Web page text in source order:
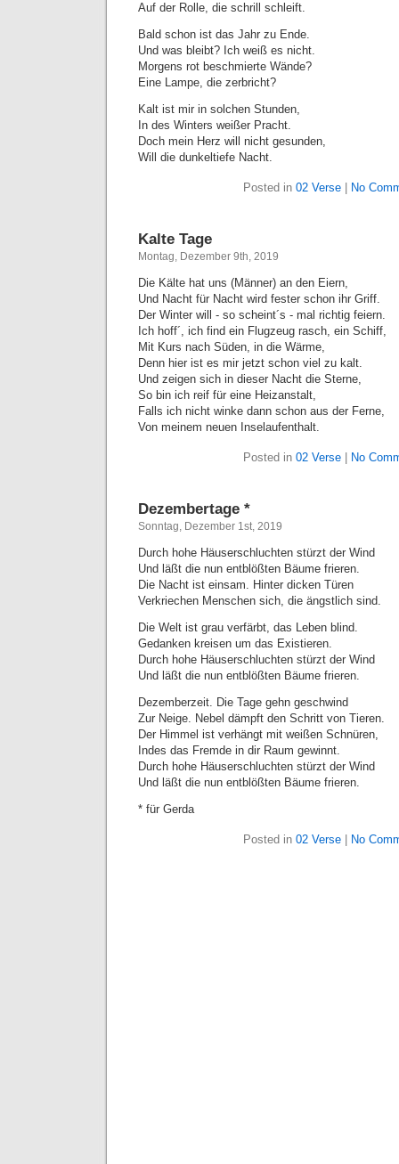
Auf der Rolle, die schrill schleift.
Bald schon ist das Jahr zu Ende.
Und was bleibt? Ich weiß es nicht.
Morgens rot beschmierte Wände?
Eine Lampe, die zerbricht?
Kalt ist mir in solchen Stunden,
In des Winters weißer Pracht.
Doch mein Herz will nicht gesunden,
Will die dunkeltiefe Nacht.
Posted in 02 Verse| No
Kalte Tage
Montag, Dezember 9th, 2019
Die Kälte hat uns (Männer) an den Eiern,
Und Nacht für Nacht wird fester schon ihr Griff.
Der Winter will - so scheint´s - mal richtig feiern.
Ich hoff´, ich find ein Flugzeug rasch, ein Schiff,
Mit Kurs nach Süden, in die Wärme,
Denn hier ist es mir jetzt schon viel zu kalt.
Und zeigen sich in dieser Nacht die Sterne,
So bin ich reif für eine Heizanstalt,
Falls ich nicht winke dann schon aus der Ferne,
Von meinem neuen Inselaufenthalt.
Posted in 02 Verse| No
Dezembertage *
Sonntag, Dezember 1st, 2019
Durch hohe Häuserschluchten stürzt der Wind
Und läßt die nun entblößten Bäume frieren.
Die Nacht ist einsam. Hinter dicken Türen
Verkriechen Menschen sich, die ängstlich sind.
Die Welt ist grau verfärbt, das Leben blind.
Gedanken kreisen um das Existieren.
Durch hohe Häuserschluchten stürzt der Wind
Und läßt die nun entblößten Bäume frieren.
Dezemberzeit. Die Tage gehn geschwind
Zur Neige. Nebel dämpft den Schritt von Tieren.
Der Himmel ist verhängt mit weißen Schnüren,
Indes das Fremde in dir Raum gewinnt.
Durch hohe Häuserschluchten stürzt der Wind
Und läßt die nun entblößten Bäume frieren.
* für Gerda
Posted in 02 Verse| No